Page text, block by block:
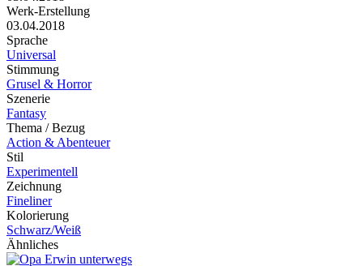
Werk-Erstellung
03.04.2018
Sprache
Universal
Stimmung
Grusel & Horror
Szenerie
Fantasy
Thema / Bezug
Action & Abenteuer
Stil
Experimentell
Zeichnung
Fineliner
Kolorierung
Schwarz/Weiß
Ähnliches